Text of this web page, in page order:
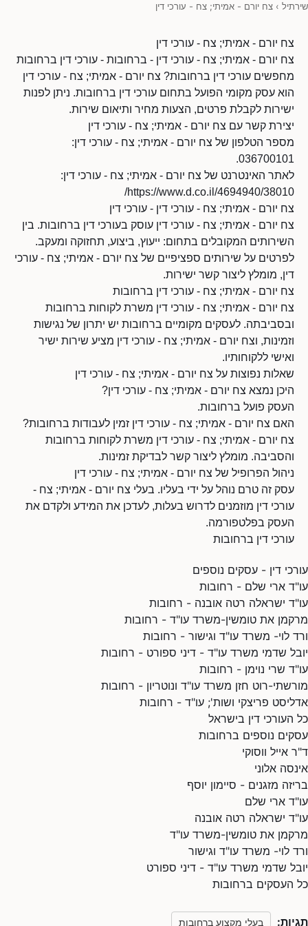
שירתיל › צח יורם - אמיתי; צח - עורכי דין
צח יורם - אמיתי; צח - עורכי דין
צח יורם - אמיתי; צח - עורכי דין - ברחובות - עורכי דין ברחובות
מחפשים עורכי דין ברחובות? צח יורם - אמיתי; צח - עורכי דין
הוא עסק מקומי הפועל בתחום עורכי דין ברחובות. ניתן לפנות
ישירות לקבלת פרטים, הצעות מחיר ותיאום שירות.
יצירת קשר עם צח יורם - אמיתי; צח - עורכי דין
מספר הטלפון של צח יורם - אמיתי; צח - עורכי דין:
036700101.
לאתר האינטרנט של צח יורם - אמיתי; צח - עורכי דין:
https://www.d.co.il/4694940/38010/
צח יורם - אמיתי; צח - עורכי דין - עורכי דין
צח יורם - אמיתי; צח - עורכי דין עוסק בעורכי דין ברחובות. בין
השירותים המקובלים בתחום: ייעוץ, ביצוע, תחזוקה ומעקב.
לפרטים על שירותים ספציפיים של צח יורם - אמיתי; צח - עורכי
דין, מומלץ ליצור קשר ישירות.
צח יורם - אמיתי; צח - עורכי דין ברחובות
צח יורם - אמיתי; צח - עורכי דין משרת לקוחות ברחובות
ובסביבתה. לעסקים מקומיים ברחובות יש יתרון של נגישות
וזמינות, וצח יורם - אמיתי; צח - עורכי דין מציע שירות ישיר
ואישי ללקוחותיו.
שאלות נפוצות על צח יורם - אמיתי; צח - עורכי דין
היכן נמצא צח יורם - אמיתי; צח - עורכי דין?
העסק פועל ברחובות.
האם צח יורם - אמיתי; צח - עורכי דין זמין לעבודות ברחובות?
צח יורם - אמיתי; צח - עורכי דין משרת לקוחות ברחובות
והסביבה. מומלץ ליצור קשר לבדיקת זמינות.
ניהול הפרופיל של צח יורם - אמיתי; צח - עורכי דין
עסק זה טרם נוהל על ידי בעליו. בעלי צח יורם - אמיתי; צח -
עורכי דין מוזמנים לדרוש בעלות, לעדכן את המידע ולקדם את
העסק בפלטפורמה.
עורכי דין ברחובות
עורכי דין - עסקים נוספים
עו"ד ארי שלם - רחובות
עו"ד ישראלה רטה אובנה - רחובות
מרקמן את טומשין-משרד עו"ד - רחובות
ורד לוי- משרד עו"ד וגישור - רחובות
יובל שדמי משרד עו"ד - דיני ספורט - רחובות
עו"ד שרי נוימן - רחובות
מורשתי-רוט חזן משרד עו"ד ונוטריון - רחובות
אדליסט פריצקי ושות'; עו"ד - רחובות
כל העורכי דין בישראל
עסקים נוספים ברחובות
ד"ר אייל ווסוקי
אינסה אלוני
בריזה מזגנים - סיימון יוסף
עו"ד ארי שלם
עו"ד ישראלה רטה אובנה
מרקמן את טומשין-משרד עו"ד
ורד לוי- משרד עו"ד וגישור
יובל שדמי משרד עו"ד - דיני ספורט
כל העסקים ברחובות
תגיות: בעלי מקצוע ברחובות